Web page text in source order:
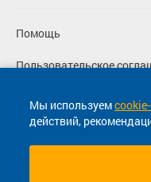
Мы используем
действий,
Помощь
Пользовательское
Политика
Согласие на
© 2013-2026, ООО